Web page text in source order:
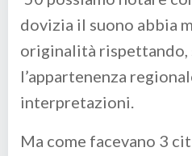
dovizia il suono abbia
originalità
l’appartenenza
interpretazioni.
Ma come facevano 3